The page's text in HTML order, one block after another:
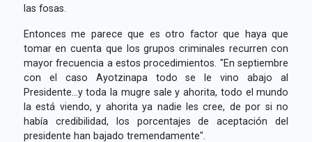
las fosas.
Entonces me parece que es otro factor que haya que
tomar en cuenta que los grupos criminales recurren con
mayor frecuencia a estos procedimientos. "En septiembre
con el caso Ayotzinapa todo se le vino abajo al
Presidente...y toda la mugre sale y ahorita, todo el mundo
la está viendo, y ahorita ya nadie les cree, de por si no
había credibilidad, los porcentajes de aceptación del
presidente han bajado tremendamente".